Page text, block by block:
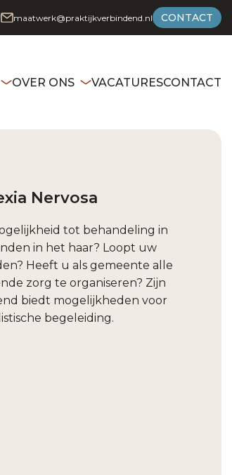
maatwerk@praktijkverbindend.nl CONTACT
OVER ONS VACATURESCONTACT
Nervosa
tot behandeling in
in het haar? Loopt uw
Heeft u als gemeente alle
zorg te organiseren? Zijn
biedt mogelijkheden voor
begeleiding.